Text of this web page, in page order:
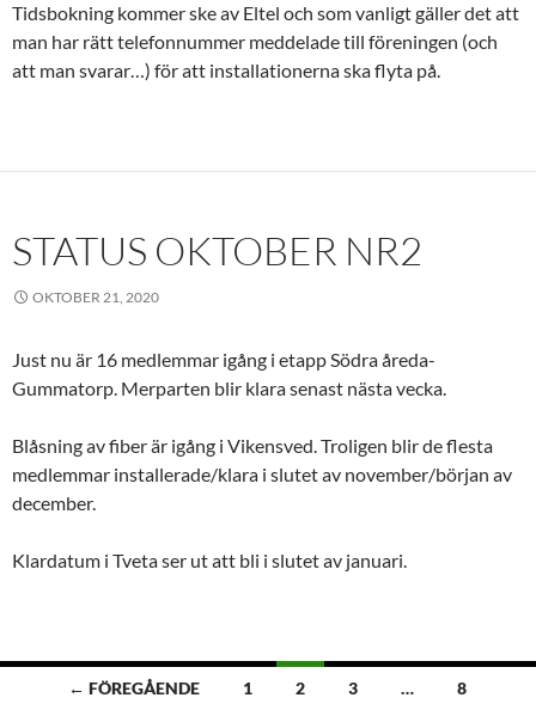
Tidsbokning kommer ske av Eltel och som vanligt gäller det att
man har rätt telefonnummer meddelade till föreningen (och
att man svarar…) för att installationerna ska flyta på.
STATUS OKTOBER NR2
OKTOBER 21, 2020
Just nu är 16 medlemmar igång i etapp Södra åreda-
Gummatorp. Merparten blir klara senast nästa vecka.
Blåsning av fiber är igång i Vikensved. Troligen blir de flesta
medlemmar installerade/klara i slutet av november/början av
december.
Klardatum i Tveta ser ut att bli i slutet av januari.
Inläggsnavigering
← FÖREGÅENDE 1 2 3 … 8